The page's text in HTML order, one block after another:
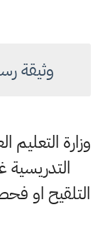
وثيقة
وزارة التعليم